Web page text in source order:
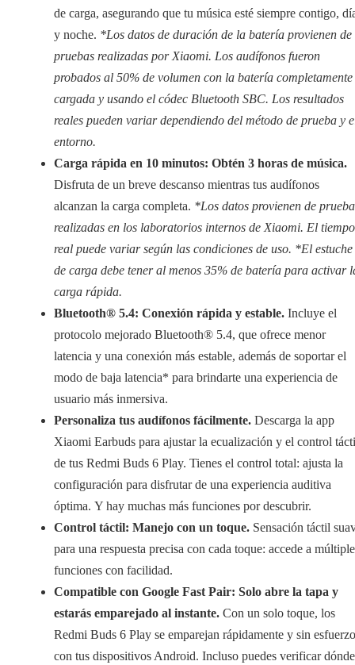
de carga, asegurando que tu música esté siempre contigo,
y noche. *Los datos de duración de la batería provienen de
pruebas realizadas por Xiaomi. Los audífonos fueron
probados al 50% de volumen con la batería completamente
cargada y usando el códec Bluetooth SBC. Los resultados
reales pueden variar dependiendo del método de prueba y
entorno.
Carga rápida en 10 minutos: Obtén 3 horas de música.
Disfruta de un breve descanso mientras tus audífonos
alcanzan la carga completa. *Los datos provienen de
realizadas en los laboratorios internos de Xiaomi. El tiempo
real puede variar según las condiciones de uso. *El estuche
de carga debe tener al menos 35% de batería para activar
carga rápida.
Bluetooth® 5.4: Conexión rápida y estable. Incluye el
protocolo mejorado Bluetooth® 5.4, que ofrece menor
latencia y una conexión más estable, además de soportar el
modo de baja latencia* para brindarte una experiencia de
usuario más inmersiva.
Personaliza tus audífonos fácilmente. Descarga la app
Xiaomi Earbuds para ajustar la ecualización y el control
de tus Redmi Buds 6 Play. Tienes el control total: ajusta la
configuración para disfrutar de una experiencia auditiva
óptima. Y hay muchas más funciones por descubrir.
Control táctil: Manejo con un toque. Sensación táctil
para una respuesta precisa con cada toque: accede a
funciones con facilidad.
Compatible con Google Fast Pair: Solo abre la tapa y
estarás emparejado al instante. Con un solo toque, los
Redmi Buds 6 Play se emparejan rápidamente y sin esfuerzo
con tus dispositivos Android. Incluso puedes verificar dónde